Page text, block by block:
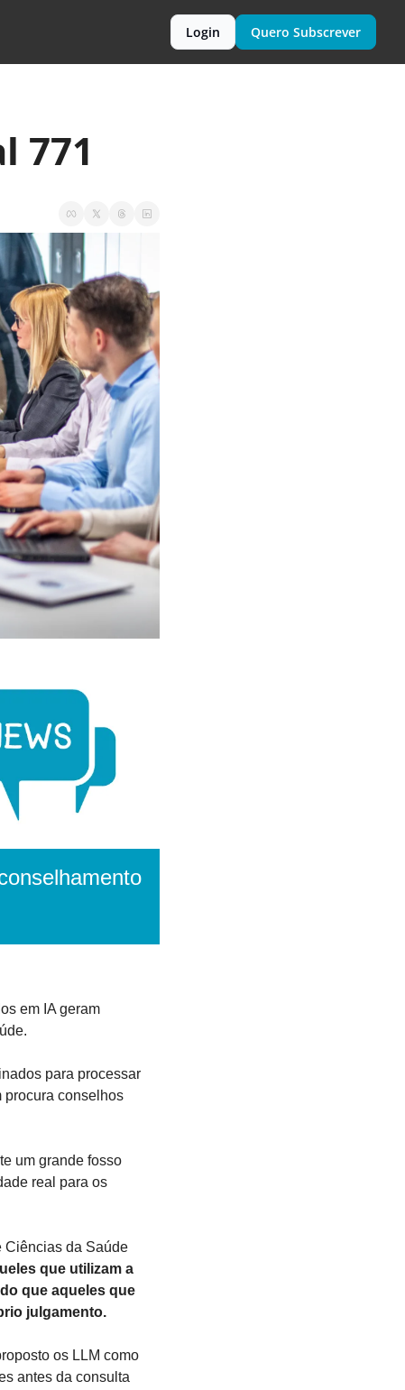
Login Quero Subscrever
771
em IA geram
para processar
procura conselhos
um grande fosso
real para os
Ciências da Saúde
que utilizam a
que aqueles que
julgamento.
os LLM como
antes da consulta